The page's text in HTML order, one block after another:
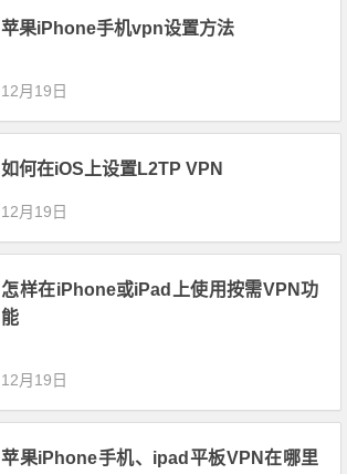
苹果iPhone手机vpn设置方法
12月19日
如何在iOS上设置L2TP VPN
12月19日
怎样在iPhone或iPad上使用按需VPN功
能
12月19日
苹果iPhone手机、ipad平板VPN在哪里